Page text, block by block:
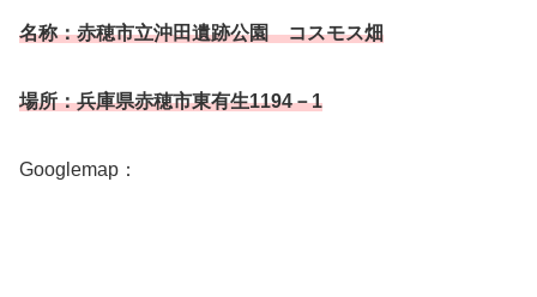
名称：赤穂市立沖田遺跡公園 コスモス畑
場所：兵庫県赤穂市東有生1194－1
Googlemap：